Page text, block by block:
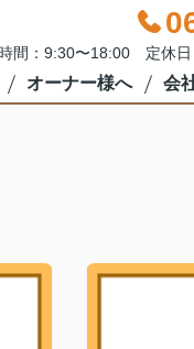
間：9:30〜18:00 定休日
オーナー様へ 会